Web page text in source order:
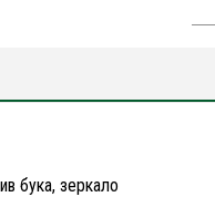
бука, зеркало